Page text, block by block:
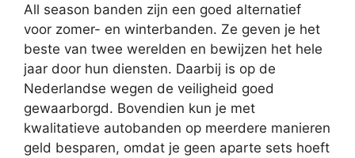
All season banden zijn een goed alternatief
voor zomer- en winterbanden. Ze geven je het
beste van twee werelden en bewijzen het hele
jaar door hun diensten. Daarbij is op de
Nederlandse wegen de veiligheid goed
gewaarborgd. Bovendien kun je met
kwalitatieve autobanden op meerdere manieren
geld besparen, omdat je geen aparte sets hoeft